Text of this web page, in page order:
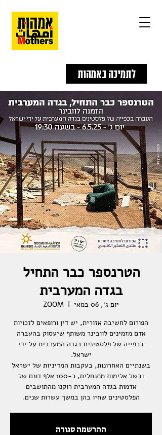
לתמיכה באמהות
הטרנספר כבר התחיל
בגדה המערבית
יום ג׳, 06 במאי
  |
ZOOM
הפורום לחשיבה אזורית, יש דין ורופאים לזכויות
אדם מזמינים לוובינר משותף שיעסוק בהעברה
בכפייה של פלסטינים בגדה המערבית על ידי
בשנתיים האחרונות, בעקבות המדיניות של ישראל
ובשל אלימות מתנחלים, כ-100 אלף דונם של
אדמות בגדה המערבית רוקנו מהתושבים
הפלסטינים שחיו בהן במשך עשרות שנים.
ההרשמה סגורה